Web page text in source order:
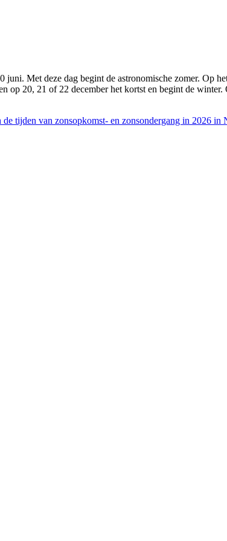
Met deze dag begint de astronomische zomer. Op
20, 21 of 22 december het kortst en begint de
de tijden van zonsopkomst- en zonsondergang in 2026 in